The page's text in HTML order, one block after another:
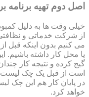
اصل دوم تهیه
خیلی وقت ها به دلیل
از شرکت خدماتی و
می کنیم بدون اینکه قبل
یا محل کار داشته
گیج کرده و نتیجه کار
است از قبل یک چک لیست
در پایان کار هم این چک
خواهد کرد.